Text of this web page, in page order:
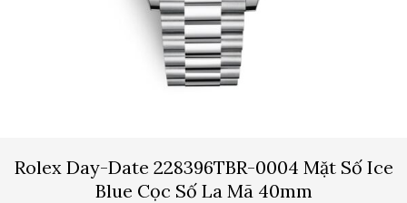
Rolex Day-Date 228396TBR-0004 Mặt Số Ice
Blue Cọc Số La Mã 40mm